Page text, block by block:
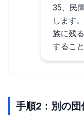
35、民
します
族に残
するこ
手順2：別の